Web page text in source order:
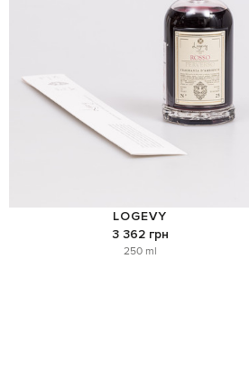
LOGEVY
3 362 грн
250 ml